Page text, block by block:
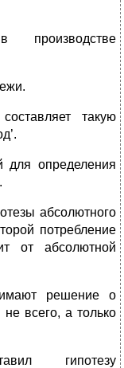
такую
для определения
абсолютного
потребление
от абсолютной
решение о
всего, а только
гипотезу